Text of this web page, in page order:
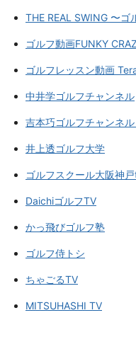
THE REAL SWING 〜ゴ
ゴルフ動画FUNKY
ゴルフレッスン動画
中井学ゴルフチャンネル
吉本巧ゴルフチャンネル
井上透ゴルフ大学
ゴルフスクール大阪神
DaichiゴルフTV
かっ飛びゴルフ塾
ゴルフ侍トシ
ちゃごるTV
MITSUHASHI TV